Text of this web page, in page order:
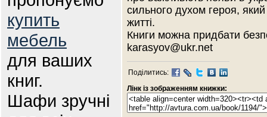
купить
мебель
для ваших
книг.
Шафи зручні
сильного духом героя,
житті.
Книги можна придбати
karasyov@ukr.net
Поділитись:
Лінк із зображенням книжки: